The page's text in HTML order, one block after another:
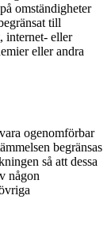
omständigheter
till
internet- eller
eller andra
ogenomförbar
begränsas
så att dessa
någon